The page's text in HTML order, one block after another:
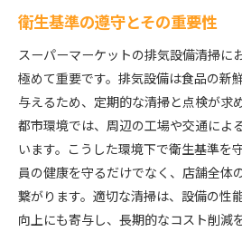
衛生基準の遵守とその重要性
スーパーマーケットの排気設備清掃に
極めて重要です。排気設備は食品の新
与えるため、定期的な清掃と点検が求
都市環境では、周辺の工場や交通によ
います。こうした環境下で衛生基準を
員の健康を守るだけでなく、店舗全体
繋がります。適切な清掃は、設備の性
向上にも寄与し、長期的なコスト削減